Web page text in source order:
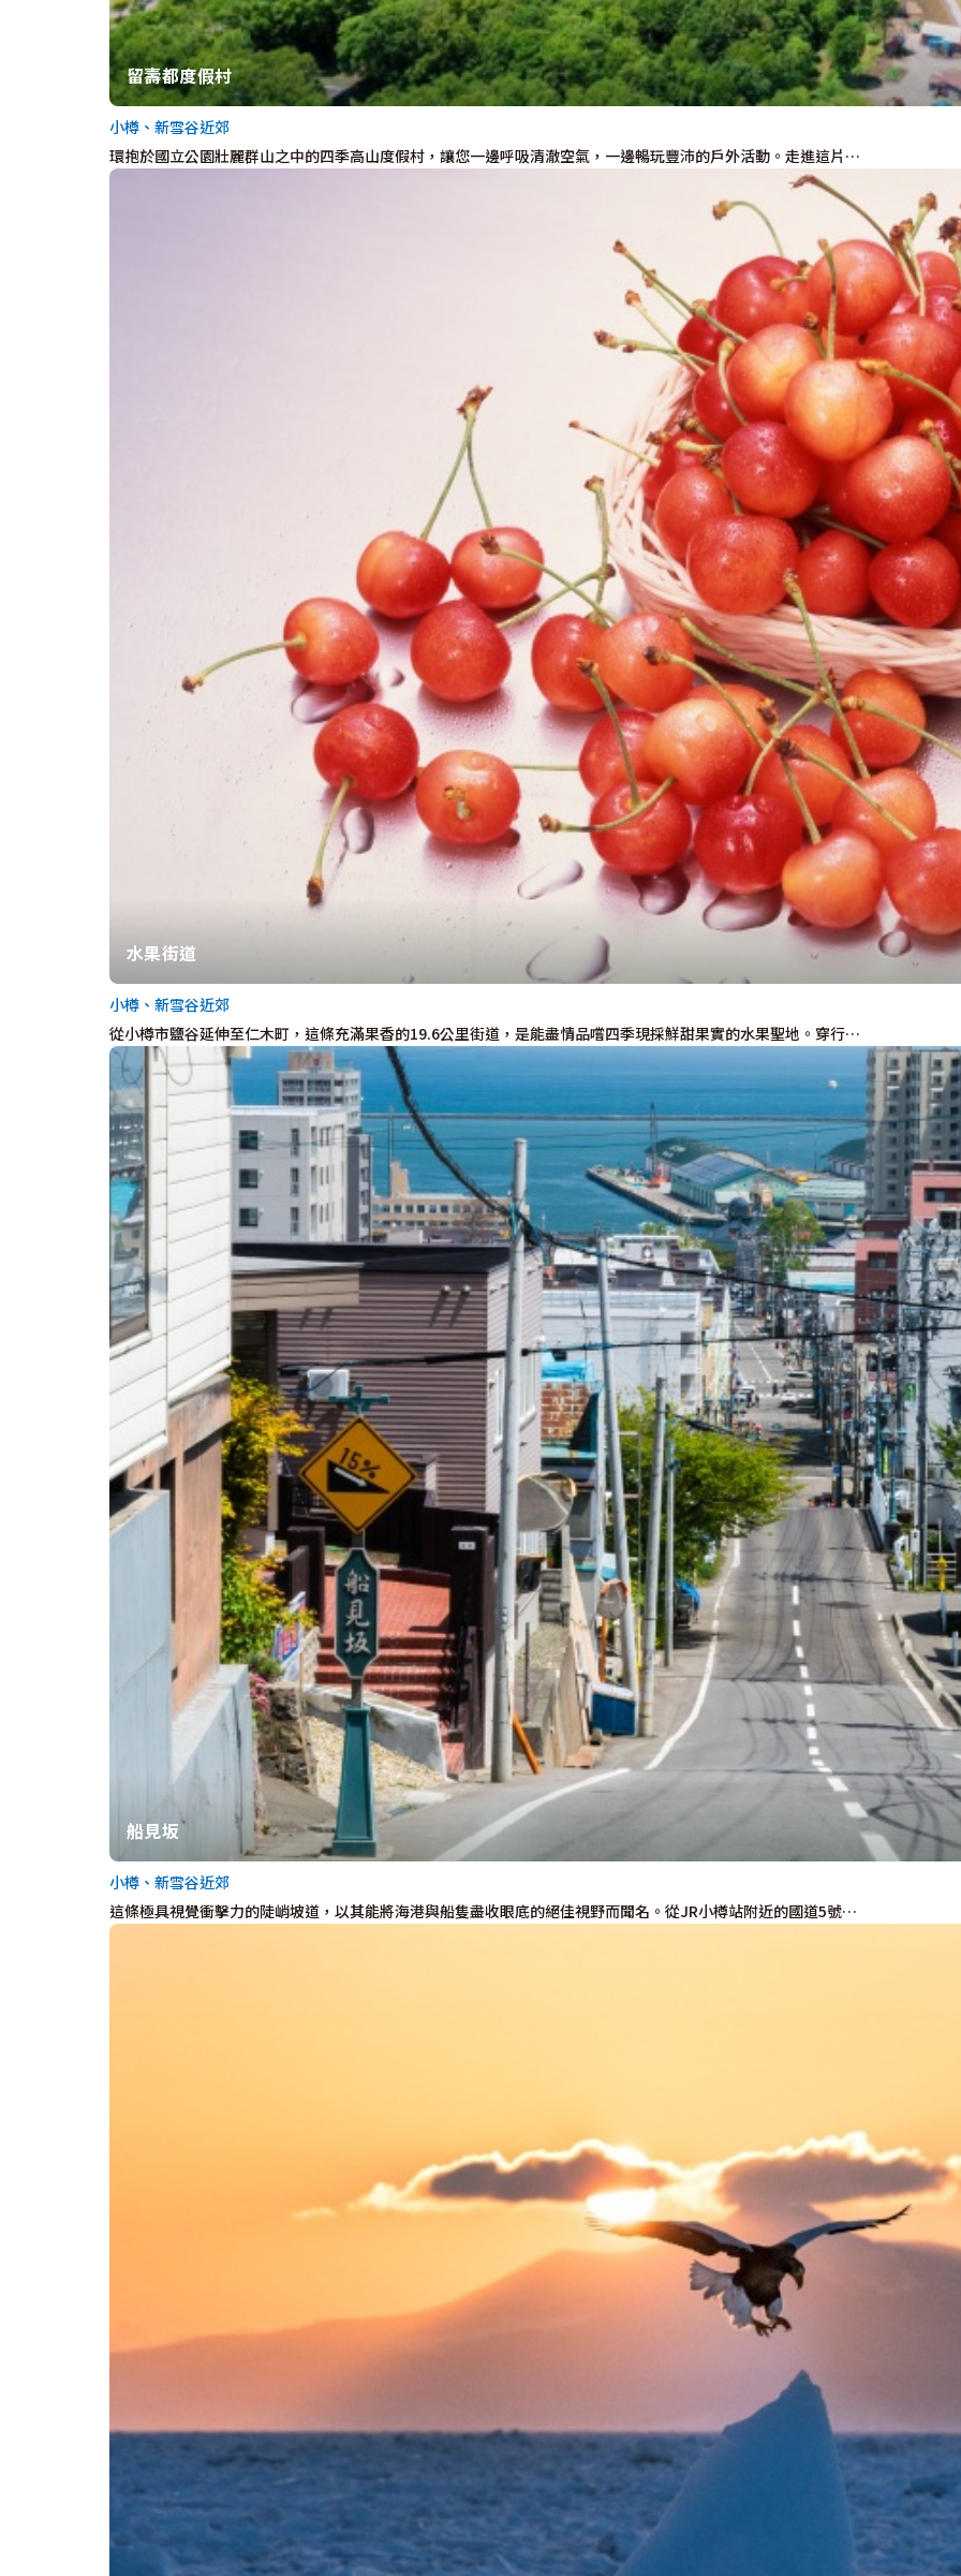
留壽都度假村
環抱於國立公園壯麗群山之中的四季高山度假村，讓您一邊呼吸清澈空氣，一邊暢玩豐沛的戶外活動。走進這片…
小樽、新雪谷近郊
水果街道
從小樽市鹽谷延伸至仁木町，這條充滿果香的19.6公里街道，是能盡情品嚐四季現採鮮甜果實的水果聖地。穿行…
小樽、新雪谷近郊
船見坂
這條極具視覺衝擊力的陡峭坡道，以其能將海港與船隻盡收眼底的絕佳視野而聞名。從JR小樽站附近的國道5號…
小樽、新雪谷近郊